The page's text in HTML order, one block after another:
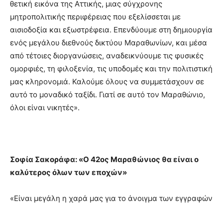
θετική εικόνα της Αττικής, μιας σύγχρονης
μητροπολιτικής περιφέρειας που εξελίσσεται με
αισιοδοξία και εξωστρέφεια. Επενδύουμε στη δημιουργία
ενός μεγάλου διεθνούς δικτύου Μαραθωνίων, και μέσα
από τέτοιες διοργανώσεις, αναδεικνύουμε τις φυσικές
ομορφιές, τη φιλοξενία, τις υποδομές και την πολιτιστική
μας κληρονομιά. Καλούμε όλους να συμμετάσχουν σε
αυτό το μοναδικό ταξίδι. Γιατί σε αυτό τον Μαραθώνιο,
όλοι είναι νικητές».
Σοφία Σακοράφα: «Ο 42ος Μαραθώνιος θα είναι ο
καλύτερος όλων των εποχών»
«Είναι μεγάλη η χαρά μας για το άνοιγμα των εγγραφών